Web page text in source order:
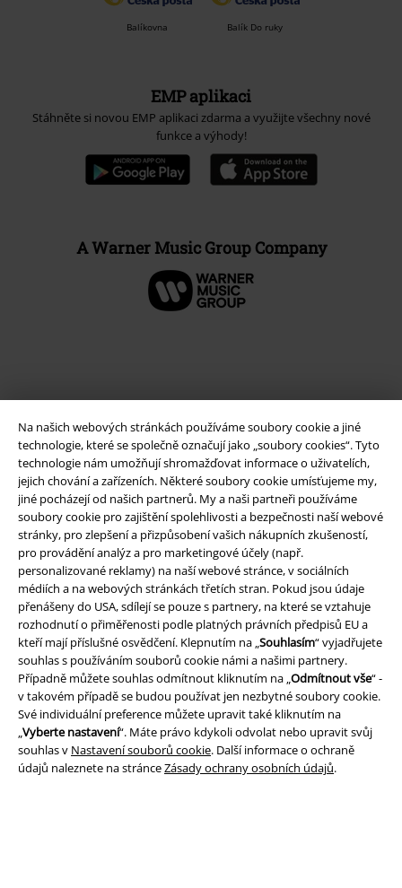
Na našich webových stránkách používáme soubory cookie a jiné
technologie, které se společně označují jako „soubory cookies“. Tyto
technologie nám umožňují shromažďovat informace o uživatelích,
jejich chování a zařízeních. Některé soubory cookie umísťujeme my,
jiné pocházejí od našich partnerů. My a naši partneři používáme
soubory cookie pro zajištění spolehlivosti a bezpečnosti naší webové
stránky, pro zlepšení a přizpůsobení vašich nákupních zkušeností,
pro provádění analýz a pro marketingové účely (např.
personalizované reklamy) na naší webové stránce, v sociálních
médiích a na webových stránkách třetích stran. Pokud jsou údaje
přenášeny do USA, sdílejí se pouze s partnery, na které se vztahuje
rozhodnutí o přiměřenosti podle platných právních předpisů EU a
kteří mají příslušné osvědčení. Klepnutím na „Souhlasím“ vyjadřujete
souhlas s používáním souborů cookie námi a našimi partnery.
Případně můžete souhlas odmítnout kliknutím na „Odmítnout vše“ -
v takovém případě se budou používat jen nezbytné soubory cookie.
Své individuální preference můžete upravit také kliknutím na
„Vyberte nastavení“. Máte právo kdykoli odvolat nebo upravit svůj
souhlas v Nastavení souborů cookie. Další informace o ochraně
údajů naleznete na stránceZásady ochrany osobních údajů.
Balíkovna Balík Do ruky
EMP aplikaci
Stáhněte si novou EMP aplikaci zdarma a využijte všechny nové
funkce a výhody!
A Warner Music Group Company
Právní informace
Podmínky
Prohlášení
Ochrana osobních údajů
Likvidace odpadu a ochrana životního prostředí
Prohlášení o shodě
Informace o přístupnosti